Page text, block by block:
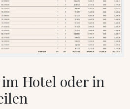
Hotel oder in